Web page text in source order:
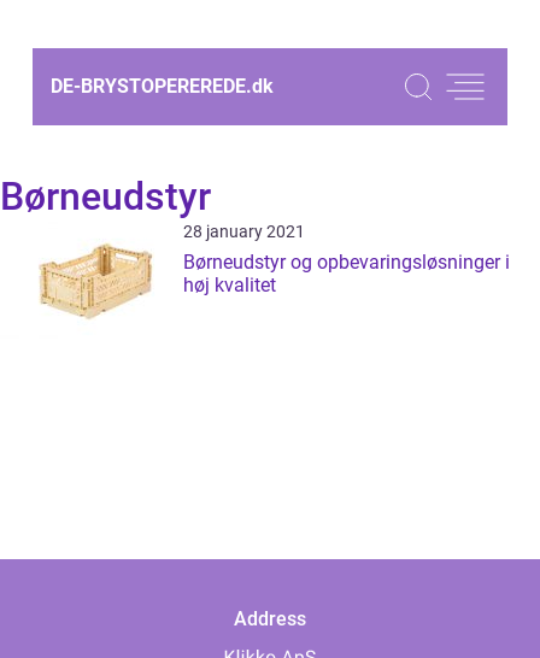
DE-BRYSTOPEREREDE.dk
Børneudstyr
28 january 2021
Børneudstyr og opbevaringsløsninger i
høj kvalitet
Address